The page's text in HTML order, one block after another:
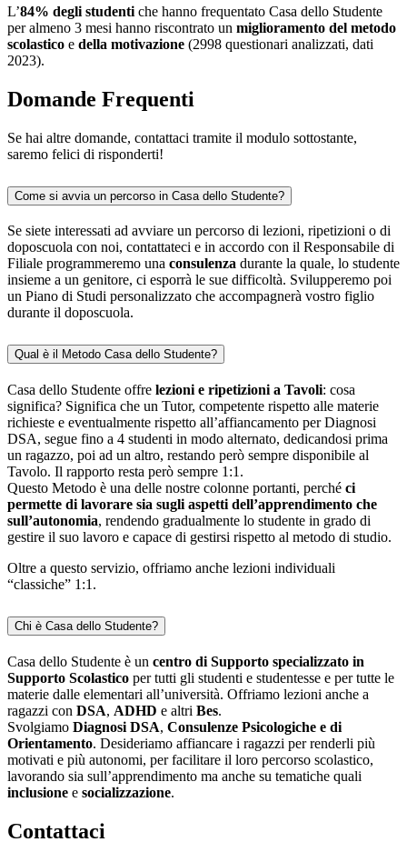
L’84% degli studenti che hanno frequentato Casa dello Studente
per almeno 3 mesi hanno riscontrato un miglioramento del metodo
scolastico e della motivazione (2998 questionari analizzati, dati
2023).
Domande Frequenti
Se hai altre domande, contattaci tramite il modulo sottostante,
saremo felici di risponderti!
Come si avvia un percorso in Casa dello Studente?
Se siete interessati ad avviare un percorso di lezioni, ripetizioni o di
doposcuola con noi, contattateci e in accordo con il Responsabile di
Filiale programmeremo una consulenza durante la quale, lo studente
insieme a un genitore, ci esporrà le sue difficoltà. Svilupperemo poi
un Piano di Studi personalizzato che accompagnerà vostro figlio
durante il doposcuola.
Qual è il Metodo Casa dello Studente?
Casa dello Studente offre lezioni e ripetizioni a Tavoli: cosa
significa? Significa che un Tutor, competente rispetto alle materie
richieste e eventualmente rispetto all’affiancamento per Diagnosi
DSA, segue fino a 4 studenti in modo alternato, dedicandosi prima
un ragazzo, poi ad un altro, restando però sempre disponibile al
Tavolo. Il rapporto resta però sempre 1:1.
Questo Metodo è una delle nostre colonne portanti, perché ci
permette di lavorare sia sugli aspetti dell’apprendimento che
sull’autonomia, rendendo gradualmente lo studente in grado di
gestire il suo lavoro e capace di gestirsi rispetto al metodo di studio.
Oltre a questo servizio, offriamo anche lezioni individuali
“classiche” 1:1.
Chi è Casa dello Studente?
Casa dello Studente è un centro di Supporto specializzato in
Supporto Scolastico per tutti gli studenti e studentesse e per tutte le
materie dalle elementari all’università. Offriamo lezioni anche a
ragazzi con DSA, ADHD e altri Bes.
Svolgiamo Diagnosi DSA, Consulenze Psicologiche e di
Orientamento. Desideriamo affiancare i ragazzi per renderli più
motivati e più autonomi, per facilitare il loro percorso scolastico,
lavorando sia sull’apprendimento ma anche su tematiche quali
inclusione e socializzazione.
Contattaci